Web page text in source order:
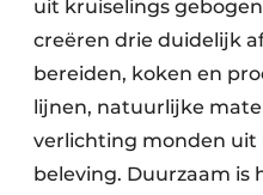
uit kruiselings
creëren drie duidelijk
bereiden, koken en
lijnen, natuurlijke
verlichting monden uit
beleving. Duurzaam is